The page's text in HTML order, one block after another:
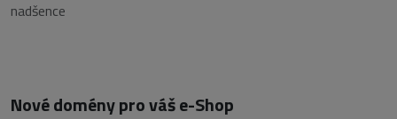
nadšence
Nové domény pro váš e-Shop